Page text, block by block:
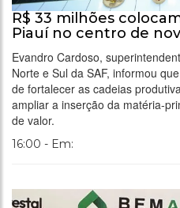
R$ 33 milhões
Piauí no centro de
Evandro Cardoso,
Norte e Sul da SAF, informou
de fortalecer as cadeias
ampliar a inserção da matéria-
de valor.
16:00 - Em: